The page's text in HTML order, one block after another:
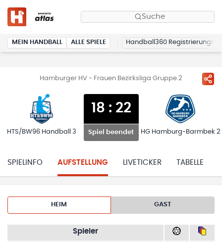
Suche
MEIN HANDBALL ALLE SPIELE Handball360 Registrierung
Hamburger HV - Frauen Bezirksliga Gruppe 2
HTS/BW96 Handball 3
18 : 22
Spiel beendet HG Hamburg-Barmbek 2
SPIELINFO AUFSTELLUNG LIVETICKER TABELLE
HEIM GAST
Spieler